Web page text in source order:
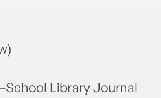
Library Journal